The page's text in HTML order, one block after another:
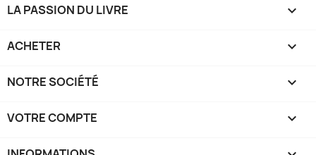
LA PASSION DU LIVRE 
ACHETER 
NOTRE SOCIÉTÉ 
VOTRE COMPTE 